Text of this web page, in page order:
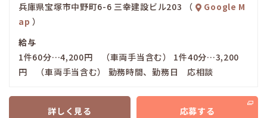
兵庫県宝塚市中野町6-6 三幸建設ビル203 （
Google M
ap ）
給与
1件60分…4,200円 （車両手当含む） 1件40分…3,200
円 （車両手当含む） 勤務時間、勤務日 応相談
詳しく見る 応募する